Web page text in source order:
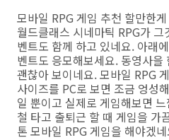
모바일 RPG 게임 추천 할만한
월드클래스 시네마틱 RPG가
벤트도 함께 하고 있네요. 아래
벤트도 응모해보세요. 동영사
괜찮아 보이네요. 모바일 RPG
사이즈를 PC로 보면 조금 엉성
일 뿐이고 실제로 게임해보면
철 타고 출퇴근 할 때 게임을 가
톤 모바일 RPG 게임을 해야겠